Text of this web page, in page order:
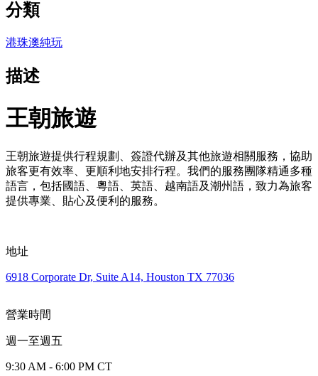
分類
港珠澳純玩
描述
王朝旅遊
王朝旅遊提供行程規劃、簽證代辦及其他旅遊相關服務，協助
旅客更有效率、更順利地安排行程。我們的服務團隊精通多種
語言，包括國語、粵語、英語、越南語及潮州語，致力為旅客
提供專業、貼心及便利的服務。
地址
6918 Corporate Dr, Suite A14, Houston TX 77036
營業時間
週一至週五
9:30 AM - 6:00 PM CT